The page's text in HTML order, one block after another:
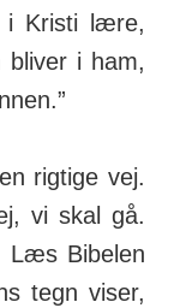
i Kristi lære,
bliver i ham,
rigtige vej.
vi skal gå.
Læs Bibelen
tegn viser,